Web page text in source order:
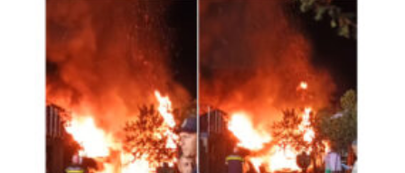
comuna
Acoperișul
unei
case
a
fost
făcut